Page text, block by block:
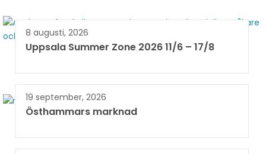
8 augusti, 2026
Uppsala Summer Zone 2026 11/6 – 17/8 ​
19 september, 2026
Östhammars marknad